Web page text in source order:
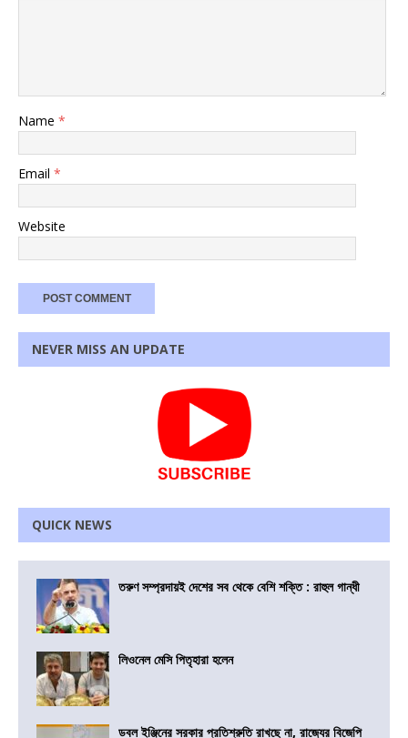
Name *
Email *
Website
NEVER MISS AN UPDATE
QUICK NEWS
তরুণ সম্প্রদায়ই দেশের সব থেকে বেশি শক্তি : রাহুল গান্ধী
লিওনেল মেসি পিতৃহারা হলেন
ডবল ইঞ্জিনের সরকার প্রতিশ্রুতি রাখছে না, রাজ্যের বিজেপি